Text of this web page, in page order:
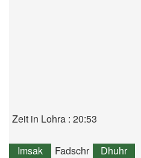
Zeit in Lohra : 20:53
Imsak Fadschr Dhuhr